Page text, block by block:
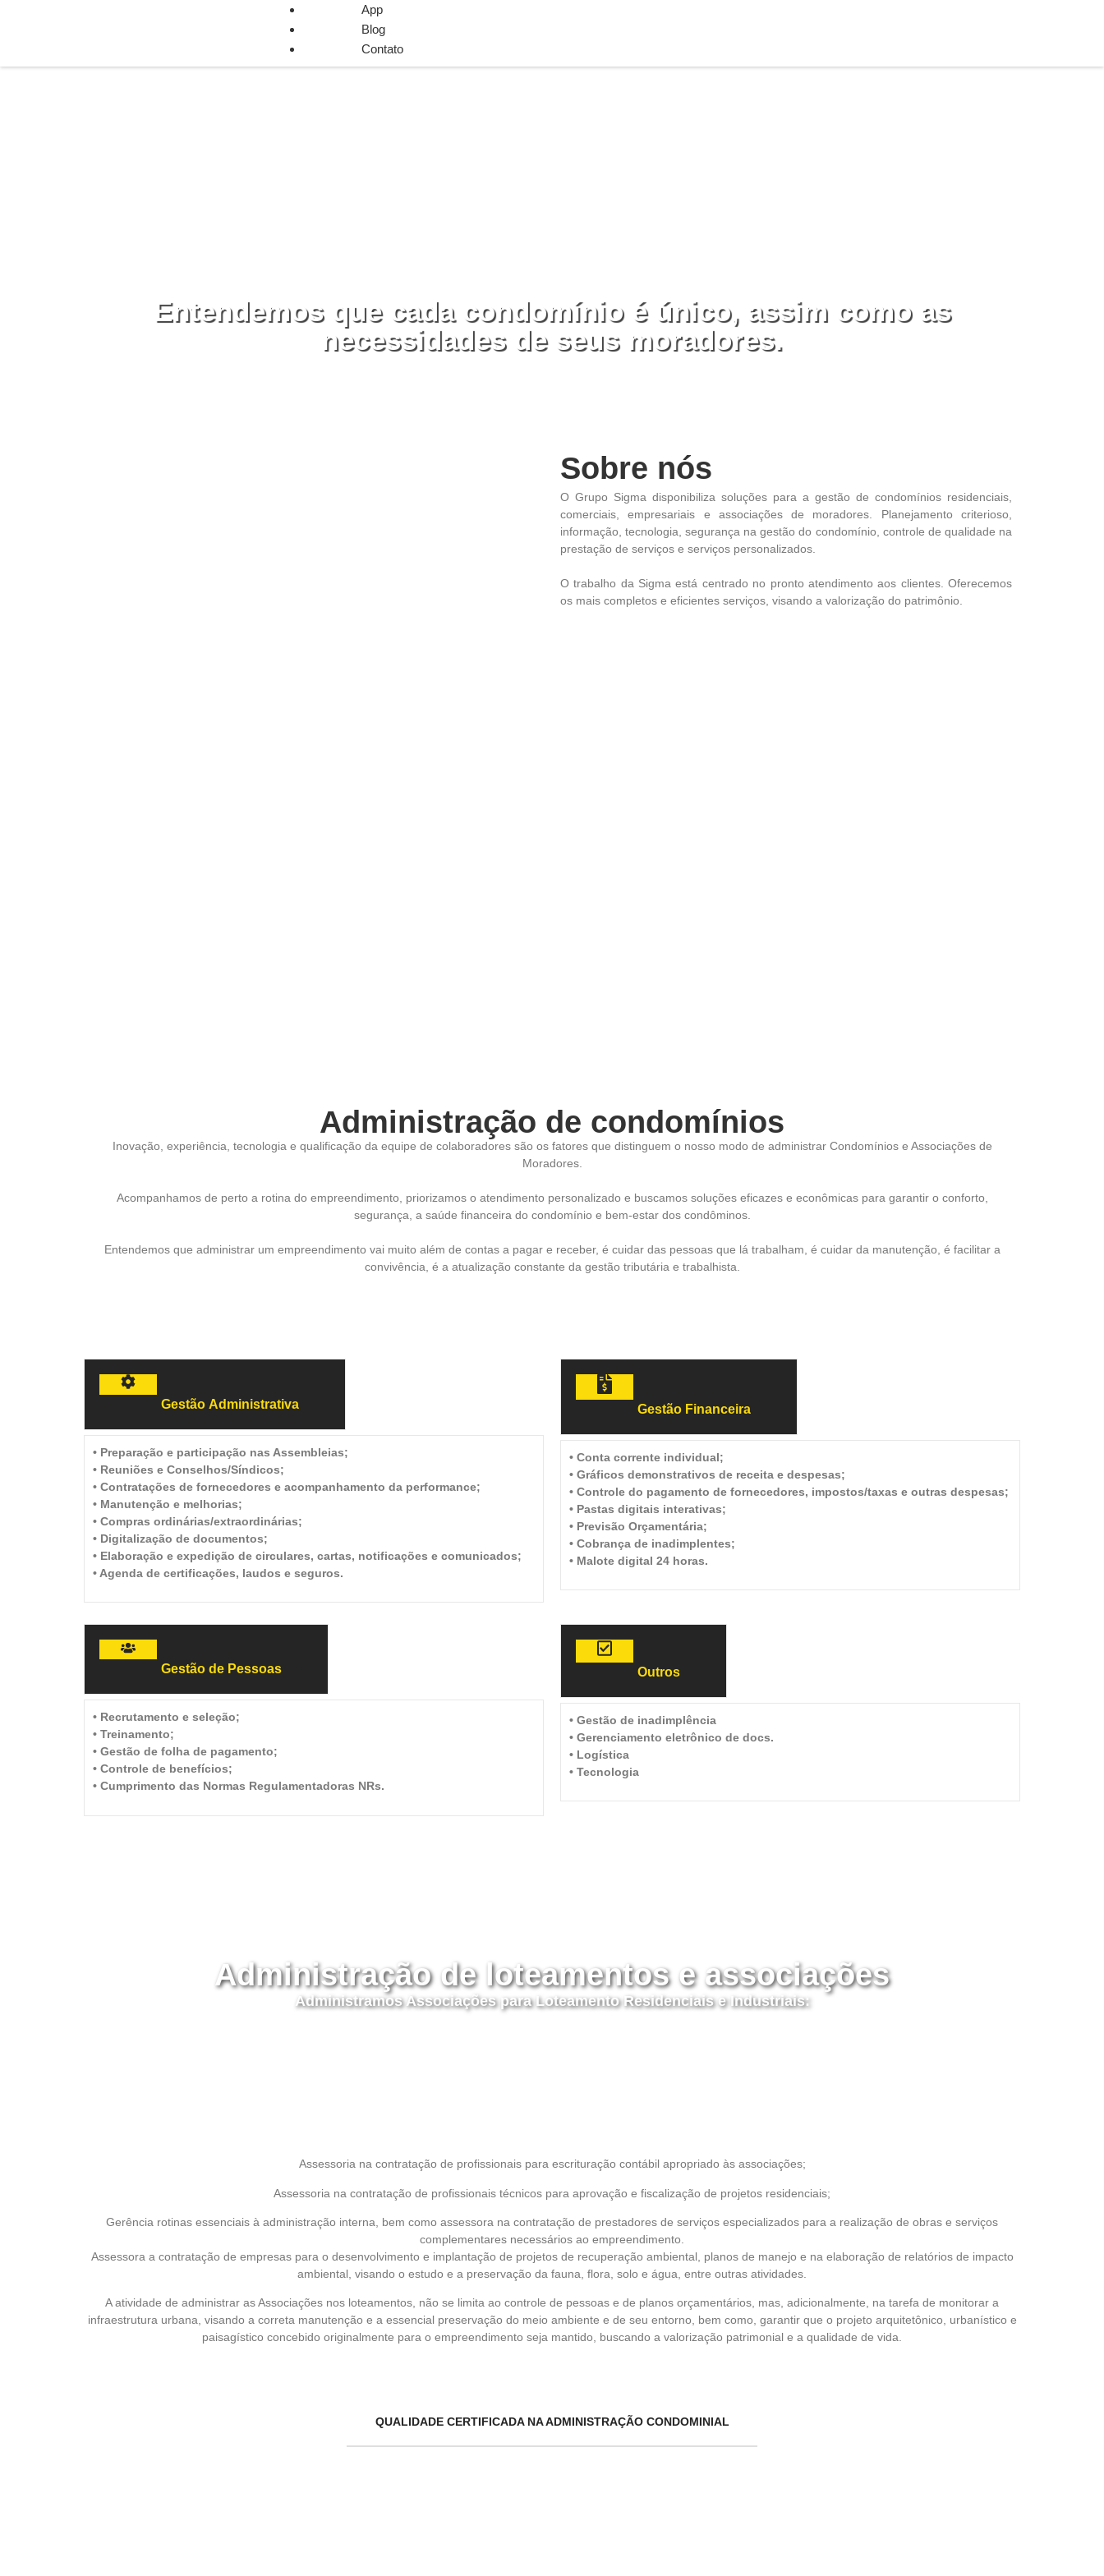
App
Blog
Contato
Entendemos que cada condomínio é único, assim como as
necessidades de seus moradores.
Sobre nós
O Grupo Sigma disponibiliza soluções para a gestão de condomínios residenciais,
comerciais, empresariais e associações de moradores. Planejamento criterioso,
informação, tecnologia, segurança na gestão do condomínio, controle de qualidade na
prestação de serviços e serviços personalizados.
O trabalho da Sigma está centrado no pronto atendimento aos clientes. Oferecemos
os mais completos e eficientes serviços, visando a valorização do patrimônio.
Administração de condomínios
Inovação, experiência, tecnologia e qualificação da equipe de colaboradores são os fatores que distinguem o nosso modo de administrar Condomínios e Associações de
Moradores.
Acompanhamos de perto a rotina do empreendimento, priorizamos o atendimento personalizado e buscamos soluções eficazes e econômicas para garantir o conforto,
segurança, a saúde financeira do condomínio e bem-estar dos condôminos.
Entendemos que administrar um empreendimento vai muito além de contas a pagar e receber, é cuidar das pessoas que lá trabalham, é cuidar da manutenção, é facilitar a
convivência, é a atualização constante da gestão tributária e trabalhista.
Gestão Administrativa
• Preparação e participação nas Assembleias;
• Reuniões e Conselhos/Síndicos;
• Contratações de fornecedores e acompanhamento da performance;
• Manutenção e melhorias;
• Compras ordinárias/extraordinárias;
• Digitalização de documentos;
• Elaboração e expedição de circulares, cartas, notificações e comunicados;
• Agenda de certificações, laudos e seguros.
Gestão Financeira
• Conta corrente individual;
• Gráficos demonstrativos de receita e despesas;
• Controle do pagamento de fornecedores, impostos/taxas e outras despesas;
• Pastas digitais interativas;
• Previsão Orçamentária;
• Cobrança de inadimplentes;
• Malote digital 24 horas.
Gestão de Pessoas
• Recrutamento e seleção;
• Treinamento;
• Gestão de folha de pagamento;
• Controle de benefícios;
• Cumprimento das Normas Regulamentadoras NRs.
Outros
• Gestão de inadimplência
• Gerenciamento eletrônico de docs.
• Logística
• Tecnologia
Administração de loteamentos e associações
Administramos Associações para Loteamento Residenciais e Industriais:
Assessoria na contratação de profissionais para escrituração contábil apropriado às associações;
Assessoria na contratação de profissionais técnicos para aprovação e fiscalização de projetos residenciais;
Gerência rotinas essenciais à administração interna, bem como assessora na contratação de prestadores de serviços especializados para a realização de obras e serviços
complementares necessários ao empreendimento.
Assessora a contratação de empresas para o desenvolvimento e implantação de projetos de recuperação ambiental, planos de manejo e na elaboração de relatórios de impacto
ambiental, visando o estudo e a preservação da fauna, flora, solo e água, entre outras atividades.
A atividade de administrar as Associações nos loteamentos, não se limita ao controle de pessoas e de planos orçamentários, mas, adicionalmente, na tarefa de monitorar a
infraestrutura urbana, visando a correta manutenção e a essencial preservação do meio ambiente e de seu entorno, bem como, garantir que o projeto arquitetônico, urbanístico e
paisagístico concebido originalmente para o empreendimento seja mantido, buscando a valorização patrimonial e a qualidade de vida.
QUALIDADE CERTIFICADA NA ADMINISTRAÇÃO CONDOMINIAL